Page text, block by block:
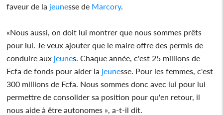
faveur de la jeunesse de Marcory.
«Nous aussi, on doit lui montrer que nous sommes prêts
pour lui. Je veux ajouter que le maire offre des permis de
conduire aux jeunes. Chaque année, c'est 25 millions de
Fcfa de fonds pour aider la jeunesse. Pour les femmes, c'est
300 millions de Fcfa. Nous sommes donc avec lui pour lui
permettre de consolider sa position pour qu'en retour, il
nous aide à être autonomes », a-t-il dit.